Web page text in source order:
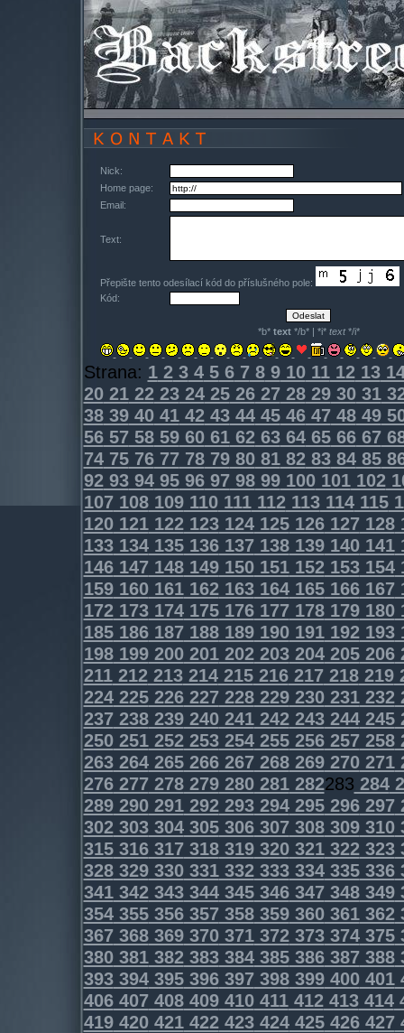
Nick:
Home page:
Email:
Text:
Přepište tento odesílací kód do příslušného pole:
Kód:
*b* text*/b* | *i* text*/i*
Strana: 12345678910111213
202122232425262728293031
383940414243444546474849
565758596061626364656667
747576777879808182838485
9293949596979899100101102
107108109110111112113114115
120121122123124125126127128
133134135136137138139140141
146147148149150151152153154
159160161162163164165166167
172173174175176177178179180
185186187188189190191192193
198199200201202203204205206
211212213214215216217218219
224225226227228229230231232
237238239240241242243244245
250251252253254255256257258
263264265266267268269270271
276277278279280281282283 284
289290291292293294295296297
302303304305306307308309310
315316317318319320321322323
328329330331332333334335336
341342343344345346347348349
354355356357358359360361362
367368369370371372373374375
380381382383384385386387388
393394395396397398399400401
406407408409410411412413414
419420421422423424425426427